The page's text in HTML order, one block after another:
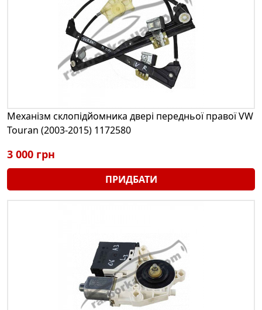
Механізм склопідйомника двері передньої правої VW
Touran (2003-2015) 1172580
3 000 грн
ПРИДБАТИ